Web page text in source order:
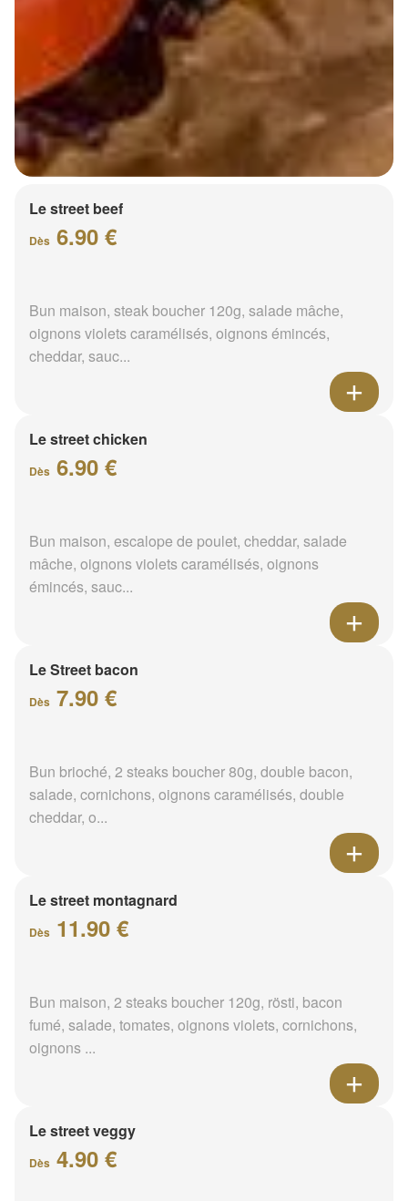
Le street beef
Dès 6.90 €
Bun maison, steak boucher 120g, salade mâche,
oignons violets caramélisés, oignons émincés,
cheddar, sauc...
Le street chicken
Dès 6.90 €
Bun maison, escalope de poulet, cheddar, salade
mâche, oignons violets caramélisés, oignons
émincés, sauc...
Le Street bacon
Dès 7.90 €
Bun brioché, 2 steaks boucher 80g, double bacon,
salade, cornichons, oignons caramélisés, double
cheddar, o...
Le street montagnard
Dès 11.90 €
Bun maison, 2 steaks boucher 120g, rösti, bacon
fumé, salade, tomates, oignons violets, cornichons,
oignons ...
Le street veggy
Dès 4.90 €